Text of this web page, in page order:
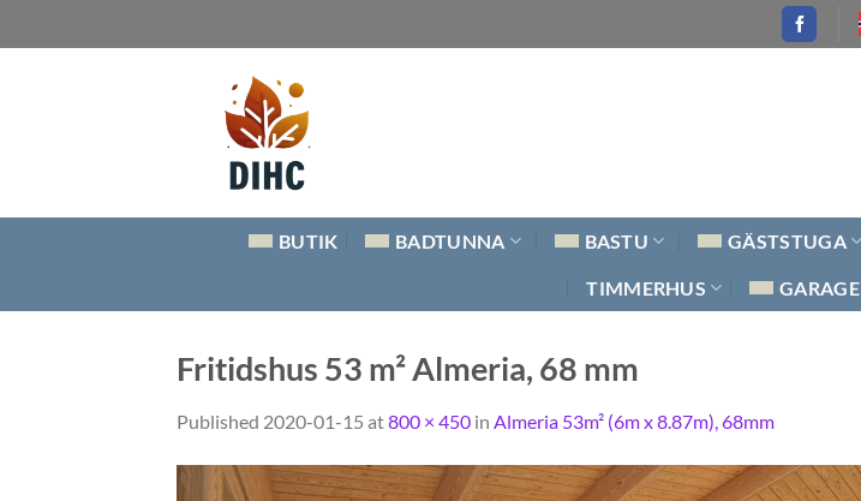
to
BUTIK BADTUNNA BASTU GÄSTSTUGA
TIMMERHUS GARAGE
Fritidshus 53 m² Almeria, 68 mm
Published 2020-01-15 at800 × 450 in Almeria 53m² (6m x 8.87m), 68mm